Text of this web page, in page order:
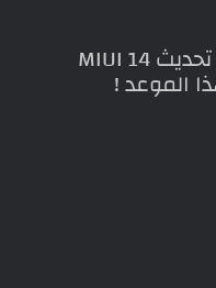
جهاز جديد من شاومي يتلقى تحديث MIUI 14
الموعد !